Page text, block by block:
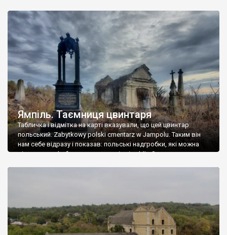
Ямпіль. Таємниця цвинтаря
Табличка і відмітка на карті вказували, що цей цвинтар
польський. Zabytkowy polski cmentarz w Jampolu. Таким він
нам себе відразу і показав: польські надгробки, які можна
віднести до фабричних, польські епітафії… Загалом цвинтар